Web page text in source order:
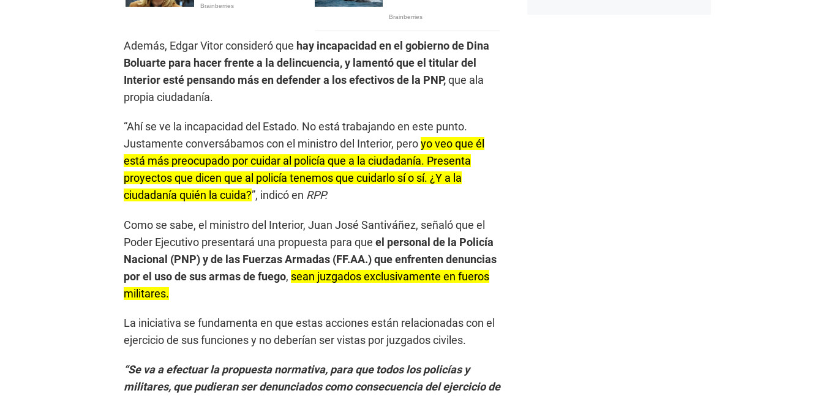
Además, Edgar Vitor consideró que hay incapacidad en el gobierno de Dina
Boluarte para hacer frente a la delincuencia, y lamentó que el titular del
Interior esté pensando más en defender a los efectivos de la PNP,que ala
propia ciudadanía.
“Ahí se ve la incapacidad del Estado. No está trabajando en este punto.
Justamente conversábamos con el ministro del Interior, peroyo veo que él
está más preocupado por cuidar al policía que a la ciudadanía. Presenta
proyectos que dicen que al policía tenemos que cuidarlo sí o sí. ¿Y a la
ciudadanía quién la cuida?”, indicó en RPP.
Como se sabe, el ministro del Interior, Juan José Santiváñez, señaló que el
Poder Ejecutivo presentará una propuesta para que el personal de la Policía
Nacional (PNP) y de las Fuerzas Armadas (FF.AA.) que enfrenten denuncias
por el uso de sus armas de fuego, sean juzgados exclusivamente en fueros
militares.
La iniciativa se fundamenta en que estas acciones están relacionadas con el
ejercicio de sus funciones y no deberían ser vistas por juzgados civiles.
“Se va a efectuar la propuesta normativa, para que todos los policías y
militares, que pudieran ser denunciados como consecuencia del ejercicio de